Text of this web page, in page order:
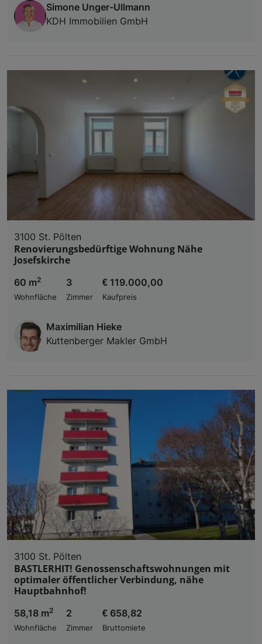
Simone Unger-Ullmann
KDH Immobilien GmbH
3100 St. Pölten
Renovierungsbedürftige Wohnung Nähe
Josefskirche
60 m2
Wohnfläche
3
Zimmer
€ 119.000,00
Kaufpreis
Maximilian Hieke
Kuttenberger Makler GmbH
3100 St. Pölten
BASTLERHIT! Genossenschaftswohnungen mit
optimaler öffentlicher Verbindung, nähe
Hauptbahnhof!
58,18 m2
Wohnfläche
2
Zimmer
€ 658,82
Bruttomiete